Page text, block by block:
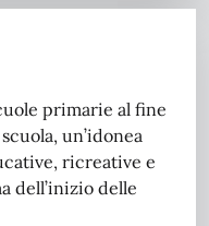
primarie al fine
un’idonea
ricreative e
dell’inizio delle